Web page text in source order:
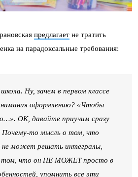
предлагает не тратить
на парадоксальные требования:
Ну, зачем в первом классе
оформлению? «Чтобы
ОК, давайте приучим сразу
Почему-то мысль о том, что
не может решать интегралы,
том, что он НЕ МОЖЕТ просто в
упомнить все эти